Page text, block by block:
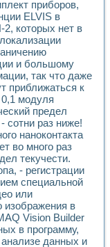
приборов,
ELVIS в
которых нет в
и большому
так что даже
приближаться к
0,1 модуля
предел
сотни раз ниже!
наноконтакта
во много раз
текучести.
- регистрации
специальной
или
изображения в
Vision Builder
в программу,
данных и